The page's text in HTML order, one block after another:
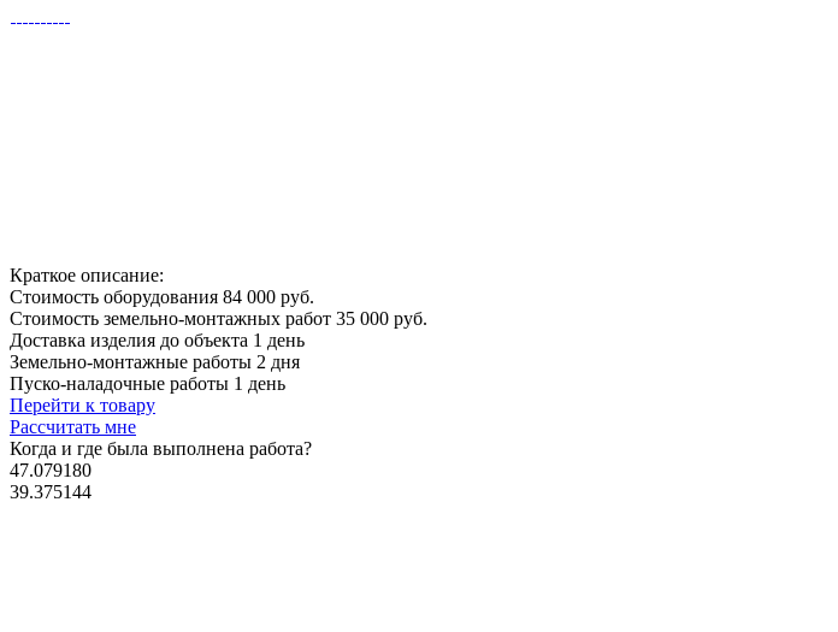
Краткое описание:
Стоимость оборудования 84 000 руб.
Стоимость земельно-монтажных работ 35 000 руб.
Доставка изделия до объекта 1 день
Земельно-монтажные работы 2 дня
Пуско-наладочные работы 1 день
Перейти к товару
Рассчитать мне
Когда и где была выполнена работа?
47.079180
39.375144